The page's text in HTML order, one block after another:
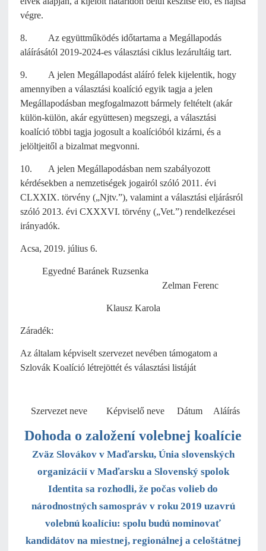
végre.
8. Az együttműködés időtartama a Megállapodás
aláírásától 2019-2024-es választási ciklus lezárultáig tart.
9. A jelen Megállapodást aláíró felek kijelentik, hogy
amennyiben a választási koalíció egyik tagja a jelen
Megállapodásban megfogalmazott bármely feltételt (akár
külön-külön, akár együttesen) megszegi, a választási
koalíció többi tagja jogosult a koalícióból kizárni, és a
jelöltjeitől a bizalmat megvonni.
10. A jelen Megállapodásban nem szabályozott
kérdésekben a nemzetiségek jogairól szóló 2011. évi
CLXXIX. törvény („Njtv.”), valamint a választási eljárásról
szóló 2013. évi CXXXVI. törvény („Vet.”) rendelkezései
irányadók.
Acsa, 2019. július 6.
Egyedné Baránek Ruzsenka
Zelman Ferenc
Klausz Karola
Záradék:
Az általam képviselt szervezet nevében támogatom a
Szlovák Koalíció létrejöttét és választási listáját
Szervezet neve Képviselő neve Dátum Aláírás
Dohoda o založení volebnej koalície
Zväz Slovákov v Maďarsku, Únia slovenských
organizácií v Maďarsku a Slovenský spolok
Identita sa rozhodli, že počas volieb do
národnostných samospráv v roku 2019 uzavrú
volebnú koalíciu: spolu budú nominovať
kandidátov na miestnej, regionálnej a celoštátnej